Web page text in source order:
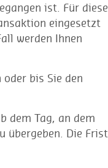
ist. Für diese
eingesetzt
werden Ihnen
bis Sie den
dem Tag, an dem
übergeben. Die Frist